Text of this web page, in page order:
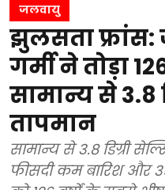
जलवायु
झुलसता फ्रांस:
गर्मी ने तोड़ा
सामान्य से 3.8
तापमान
सामान्य से 3.8 डिग्री
फीसदी कम बारिश और